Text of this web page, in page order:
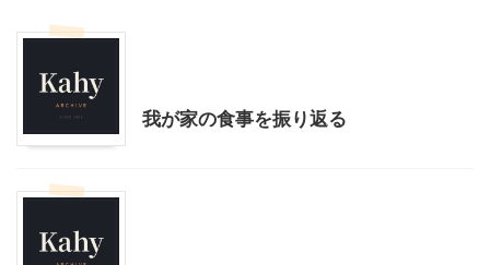
我が家の食事を振り返る